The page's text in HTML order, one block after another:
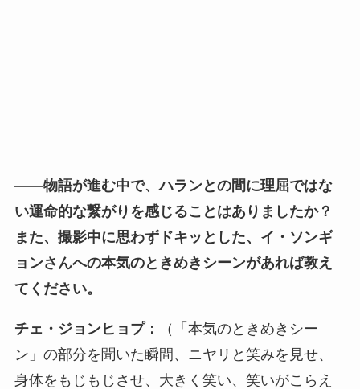
――物語が進む中で、ハランとの間に理屈ではな
い運命的な繋がりを感じることはありましたか？
また、撮影中に思わずドキッとした、イ・ソンギ
ョンさんへの本気のときめきシーンがあれば教え
てください。
チェ・ジョンヒョプ：
（「本気のときめきシー
ン」の部分を聞いた瞬間、ニヤリと笑みを見せ、
身体をもじもじさせ、大きく笑い、笑いがこらえ